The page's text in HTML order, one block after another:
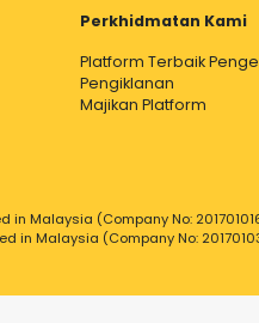
Perkhidmatan Kami
Platform Terbaik
Pengiklanan
Majikan Platform
Malaysia (Company No:
in Malaysia (Company No: